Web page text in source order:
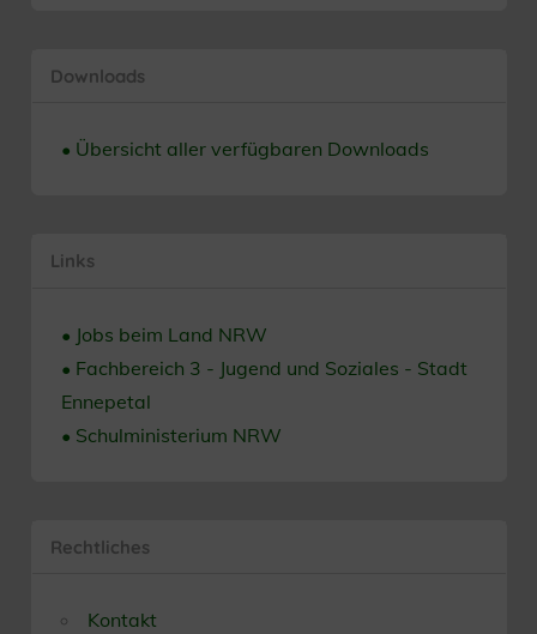
Downloads
• Übersicht aller verfügbaren Downloads
Links
• Jobs beim Land NRW
• Fachbereich 3 - Jugend und Soziales - Stadt
Ennepetal
• Schulministerium NRW
Rechtliches
Kontakt